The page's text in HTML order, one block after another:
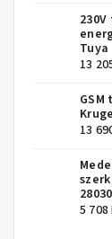
Tuya
13
13
28030
5 708